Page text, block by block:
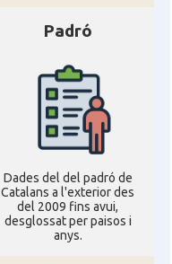
Padró
Dades del del padró de
Catalans a l'exterior des
del 2009 fins avui,
desglossat per paisos i
anys.